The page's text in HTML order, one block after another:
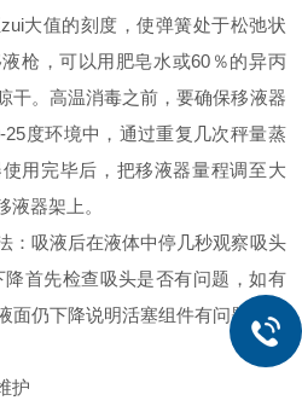
大值的刻度，使弹簧处于松弛状
枪，可以用肥皂水或60％的异丙
干。高温消毒之前，要确保移液器
度环境中，通过重复几次秤量蒸
用完毕后，把移液器量程调至大
液器架上。
吸液后在液体中停几秒观察吸头
首先检查吸头是否有问题，如有
面仍下降说明活塞组件有问题，应
护